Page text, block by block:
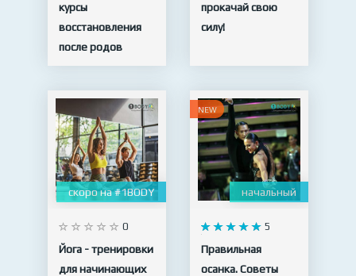
курсы
восстановления
после родов
прокачай свою
силу!
скоро на #1BODY
0
Йога - тренировки
для начинающих
NEW
начальный
5
Правильная
осанка. Советы